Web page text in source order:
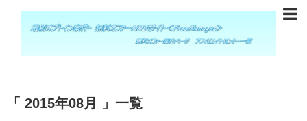
2015年08月 一覧